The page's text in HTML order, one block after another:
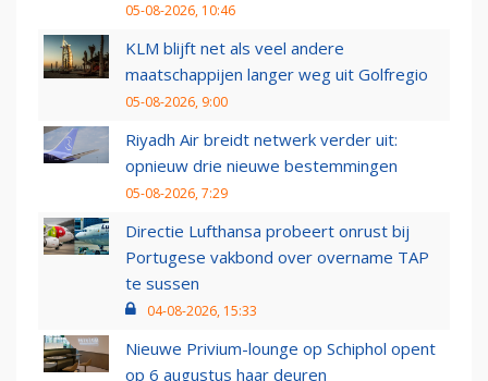
05-08-2026, 10:46
KLM blijft net als veel andere
maatschappijen langer weg uit Golfregio
05-08-2026, 9:00
Riyadh Air breidt netwerk verder uit:
opnieuw drie nieuwe bestemmingen
05-08-2026, 7:29
Directie Lufthansa probeert onrust bij
Portugese vakbond over overname TAP
te sussen
04-08-2026, 15:33
Nieuwe Privium-lounge op Schiphol opent
op 6 augustus haar deuren